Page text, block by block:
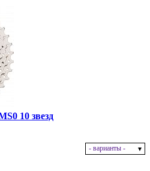
10 звезд
- варианты -